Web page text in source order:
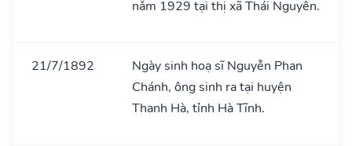
nǎm 1929 tại thị xã Thái Nguyên.
21/7/1892
Ngày sinh hoạ sĩ Nguyễn Phan
Chánh, ông sinh ra tại huyện
Thanh Hà, tỉnh Hà Tĩnh.